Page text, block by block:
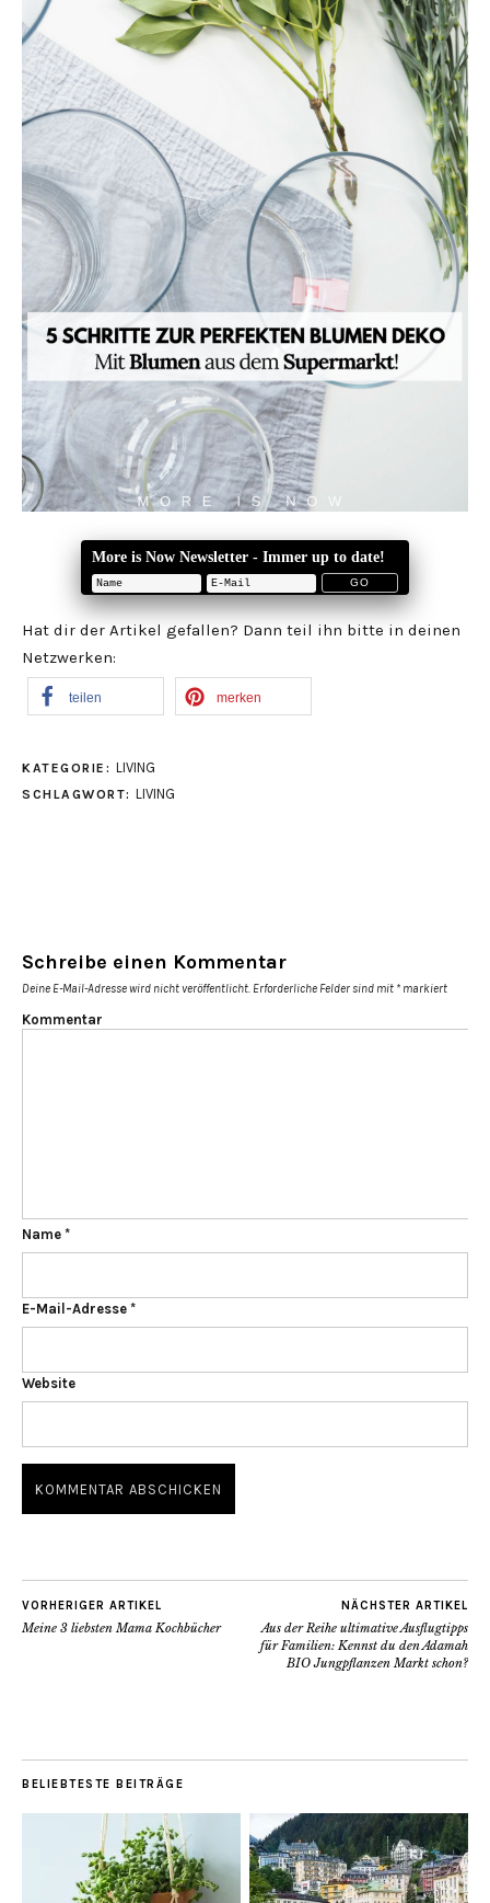
More is Now Newsletter - Immer up to date!
Hat dir der Artikel gefallen? Dann teil ihn bitte in deinen
Netzwerken:
teilen merken
KATEGORIE: LIVING
SCHLAGWORT: LIVING
Schreibe einen Kommentar
Deine E-Mail-Adresse wird nicht veröffentlicht. Erforderliche Felder sind mit * markiert
Kommentar
Name *
E-Mail-Adresse *
Website
VORHERIGER ARTIKEL
Meine 3 liebsten Mama Kochbücher
NÄCHSTER ARTIKEL
Aus der Reihe ultimative Ausflugtipps
für Familien: Kennst du den Adamah
BIO Jungpflanzen Markt schon?
BELIEBTESTE BEITRÄGE